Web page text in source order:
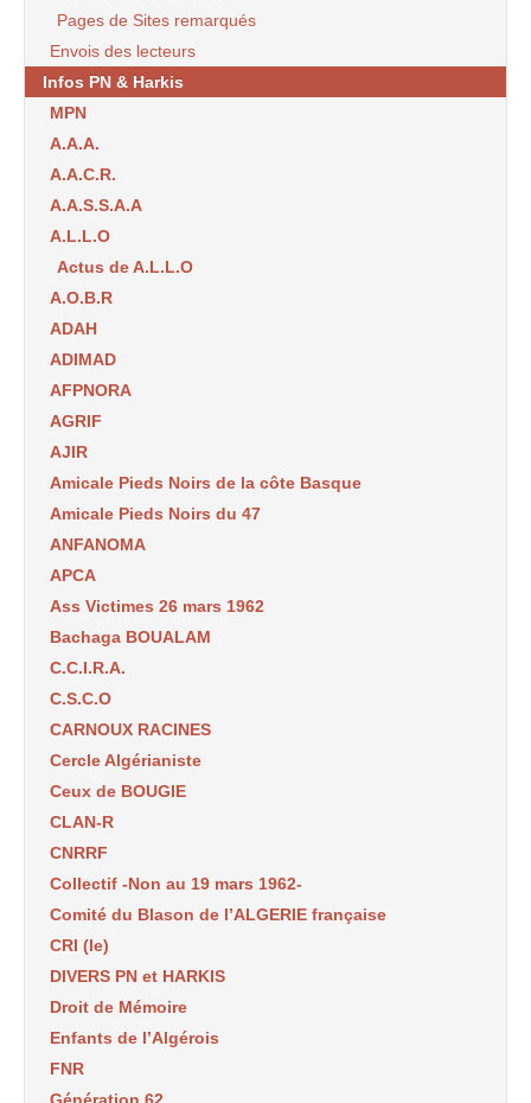
Pages de Sites remarqués
Envois des lecteurs
Infos PN & Harkis
MPN
A.A.A.
A.A.C.R.
A.A.S.S.A.A
A.L.L.O
Actus de A.L.L.O
A.O.B.R
ADAH
ADIMAD
AFPNORA
AGRIF
AJIR
Amicale Pieds Noirs de la côte Basque
Amicale Pieds Noirs du 47
ANFANOMA
APCA
Ass Victimes 26 mars 1962
Bachaga BOUALAM
C.C.I.R.A.
C.S.C.O
CARNOUX RACINES
Cercle Algérianiste
Ceux de BOUGIE
CLAN-R
CNRRF
Collectif -Non au 19 mars 1962-
Comité du Blason de l’ALGERIE française
CRI (le)
DIVERS PN et HARKIS
Droit de Mémoire
Enfants de l’Algérois
FNR